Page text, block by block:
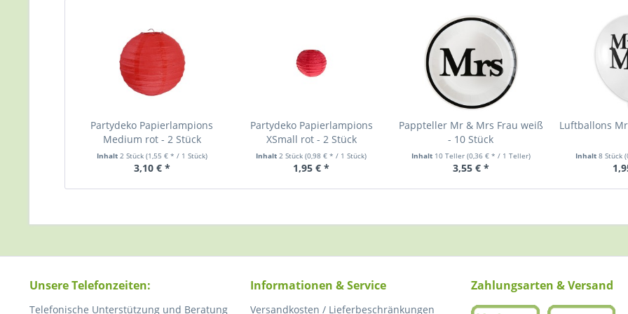
Partydeko Papierlampions
Medium rot - 2 Stück
Inhalt 2 Stück (1,55 € * / 1 Stück)
3,10 € *
Partydeko Papierlampions
XSmall rot - 2 Stück
Inhalt2 Stück(0,98 € * / 1 Stück)
1,95 € *
Pappteller Mr & Mrs Frau weiß
- 10 Stück
Inhalt 10 Teller (0,36 € * / 1 Teller)
3,55 € *
Luftballons
Inhalt 8 Stück
Unsere Telefonzeiten:
Telefonische Unterstützung und Beratung
Informationen & Service
Versandkosten / Lieferbeschränkungen
Zahlungsarten & Versand